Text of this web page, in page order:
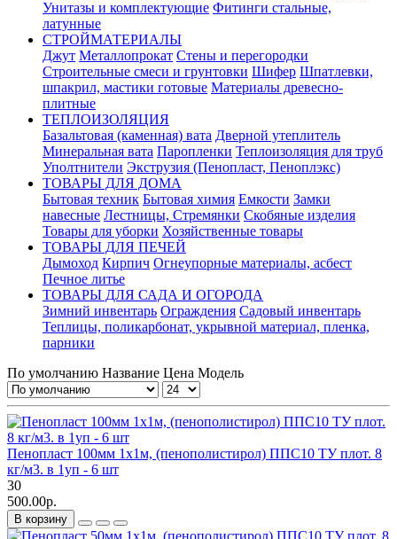
Унитазы и комплектующие Фитинги стальные,
латунные
СТРОЙМАТЕРИАЛЫ
Джут Металлопрокат Стены и перегородки
Строительные смеси и грунтовки Шифер Шпатлевки,
шпакрил, мастики готовые Материалы древесно-
плитные
ТЕПЛОИЗОЛЯЦИЯ
Базальтовая (каменная) вата Дверной утеплитель
Минеральная вата Паропленки Теплоизоляция для труб
Уполтнители Экструзия (Пенопласт, Пеноплэкс)
ТОВАРЫ ДЛЯ ДОМА
Бытовая техник Бытовая химия Емкости Замки
навесные Лестницы, Стремянки Скобяные изделия
Товары для уборки Хозяйственные товары
ТОВАРЫ ДЛЯ ПЕЧЕЙ
Дымоход Кирпич Огнеупорные материалы, асбест
Печное литье
ТОВАРЫ ДЛЯ САДА И ОГОРОДА
Зимний инвентарь Ограждения Садовый инвентарь
Теплицы, поликарбонат, укрывной материал, пленка,
парники
По умолчанию Название Цена Модель
Пенопласт 100мм 1х1м, (пенополистирол) ППС10 ТУ плот. 8
кг/м3. в 1уп - 6 шт
30
500.00р.
В корзину